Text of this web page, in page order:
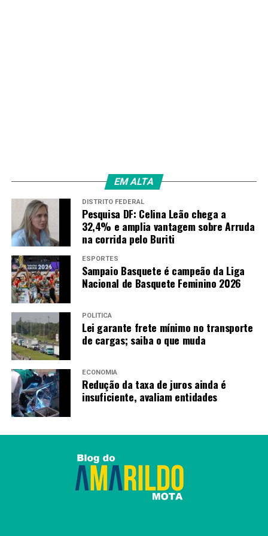
EM ALTA
DISTRITO FEDERAL
Pesquisa DF: Celina Leão chega a
32,4% e amplia vantagem sobre Arruda
na corrida pelo Buriti
ESPORTES
Sampaio Basquete é campeão da Liga
Nacional de Basquete Feminino 2026
POLÍTICA
Lei garante frete mínimo no transporte
de cargas; saiba o que muda
ECONOMIA
Redução da taxa de juros ainda é
insuficiente, avaliam entidades